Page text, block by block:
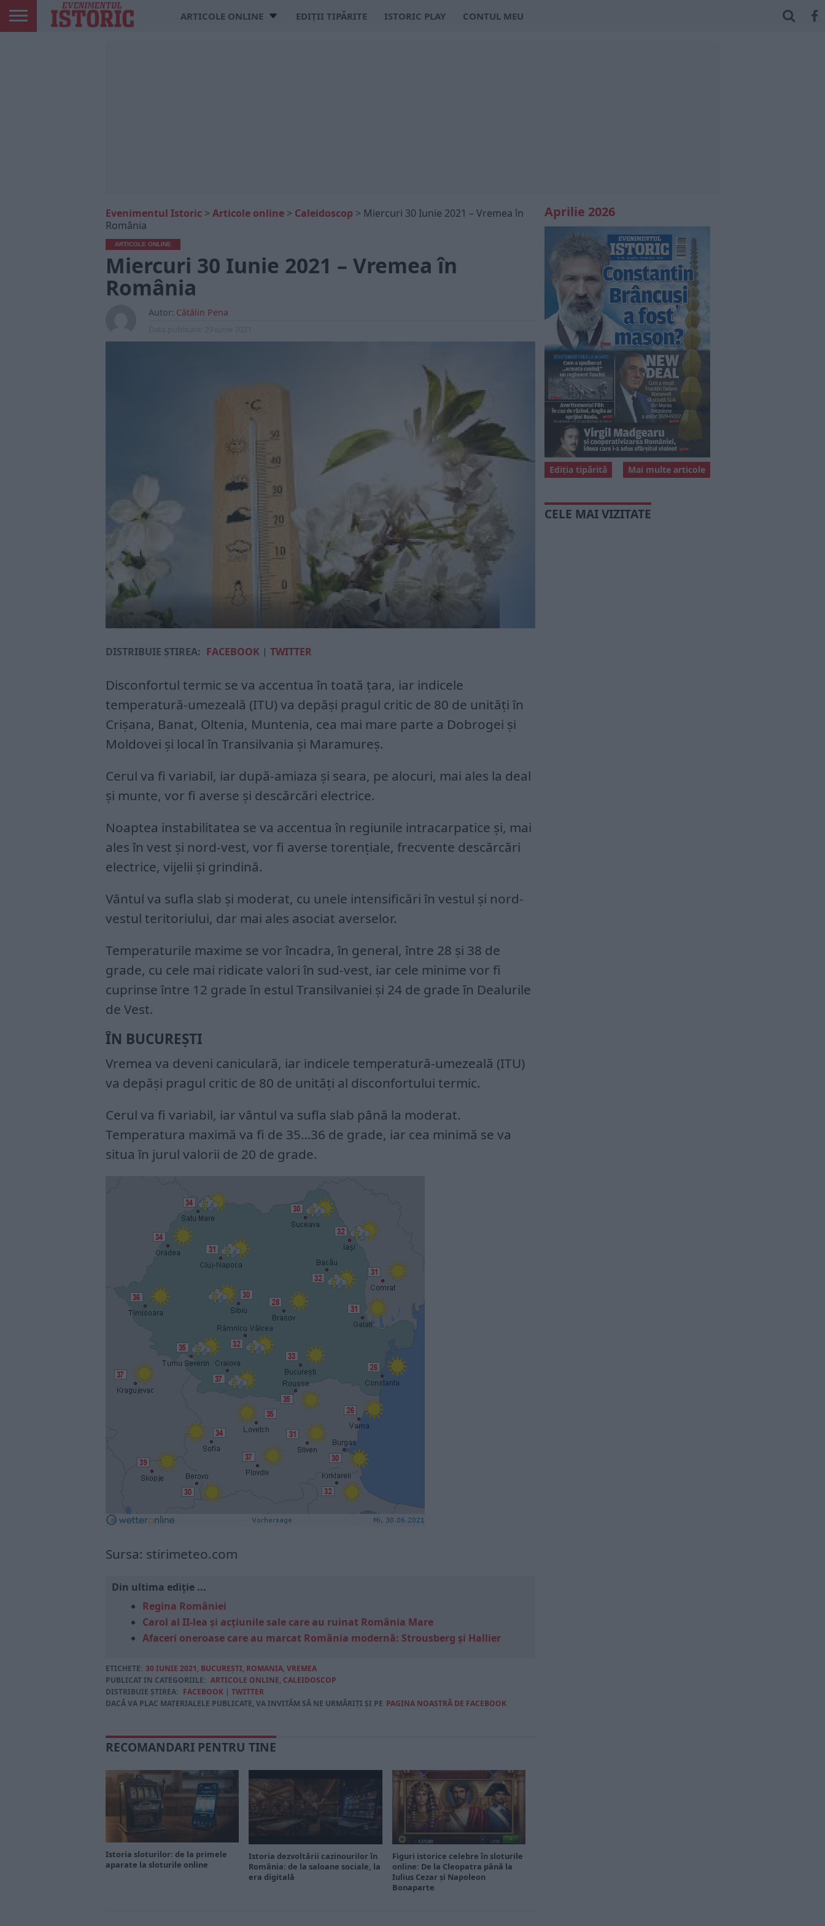
ARTICOLE ONLINE EDIȚII TIPĂRITE ISTORIC PLAY CONTUL MEU
Evenimentul Istoric > Articole online > Caleidoscop > Miercuri 30 Iunie 2021 – Vremea în
România
ARTICOLE ONLINE
Miercuri 30 Iunie 2021 – Vremea în
România
Autor: Cătălin Pena
DISTRIBUIE ȘTIREA: FACEBOOK | TWITTER
Disconfortul termic se va accentua în toată țara, iar indicele
temperatură-umezeală (ITU) va depăși pragul critic de 80 de unități în
Crișana, Banat, Oltenia, Muntenia, cea mai mare parte a Dobrogei și
Moldovei și local în Transilvania și Maramureș.
Cerul va fi variabil, iar după-amiaza și seara, pe alocuri, mai ales la deal
și munte, vor fi averse și descărcări electrice.
Noaptea instabilitatea se va accentua în regiunile intracarpatice și, mai
ales în vest și nord-vest, vor fi averse torențiale, frecvente descărcări
electrice, vijelii și grindină.
Vântul va sufla slab şi moderat, cu unele intensificări în vestul și nord-
vestul teritoriului, dar mai ales asociat averselor.
Temperaturile maxime se vor încadra, în general, între 28 și 38 de
grade, cu cele mai ridicate valori în sud-vest, iar cele minime vor fi
cuprinse între 12 grade în estul Transilvaniei şi 24 de grade în Dealurile
de Vest.
ÎN BUCUREȘTI
Vremea va deveni caniculară, iar indicele temperatură-umezeală (ITU)
va depăși pragul critic de 80 de unități al disconfortului termic.
Cerul va fi variabil, iar vântul va sufla slab până la moderat.
Temperatura maximă va fi de 35…36 de grade, iar cea minimă se va
situa în jurul valorii de 20 de grade.
Sursa: stirimeteo.com
Din ultima ediție ...
Regina României
Carol al II-lea și acțiunile sale care au ruinat România Mare
Afaceri oneroase care au marcat România modernă: Strousberg și Hallier
ETICHETE: 30 IUNIE 2021, BUCUREŞTI, ROMANIA, VREMEA
PUBLICAT IN CATEGORIILE: ARTICOLE ONLINE, CALEIDOSCOP
DISTRIBUIE ȘTIREA: FACEBOOK | TWITTER
DACĂ VA PLAC MATERIALELE PUBLICATE, VA INVITĂM SĂ NE URMĂRIȚI ȘI PE PAGINA NOASTRĂ DE FACEBOOK
RECOMANDARI PENTRU TINE
Istoria sloturilor: de la primele
aparate la sloturile online
Istoria dezvoltării cazinourilor în
România: de la saloane sociale, la
era digitală
Figuri istorice celebre în sloturile
online: De la Cleopatra până la
Iulius Cezar și Napoleon
Bonaparte
Aprilie 2026
Mai multe articole
Ediția tipărită
CELE MAI VIZITATE